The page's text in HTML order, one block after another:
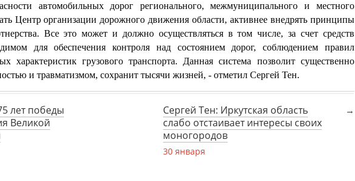
автомобильных дорог регионального, межмуниципального и местного
Центр организации дорожного движения области, активнее внедрять принципы
Все это может и должно осуществляться в том числе, за счет средств
для обеспечения контроля над состоянием дорог, соблюдением правил
характеристик грузового транспорта. Данная система позволит существенно
и травматизмом, сохранит тысячи жизней, - отметил Сергей Тен.
лет победы
Великой
Сергей Тен: Иркутская область
слабо отстаивает интересы своих
моногородов
30 января